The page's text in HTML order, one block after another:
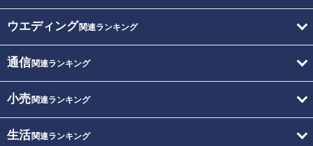
ウエディング関連ランキング
通信関連ランキング
小売関連ランキング
生活関連ランキング